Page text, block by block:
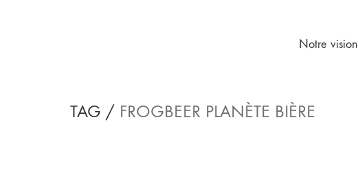
Notre vision
TAG / FROGBEER PLANÈTE BIÈRE